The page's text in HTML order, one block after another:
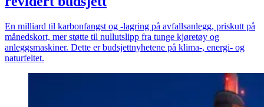
En milliard til karbonfangst og -lagring på avfallsanlegg, priskutt på
månedskort, mer støtte til nullutslipp fra tunge kjøretøy og
anleggsmaskiner. Dette er budsjettnyhetene på klima-, energi- og
naturfeltet.